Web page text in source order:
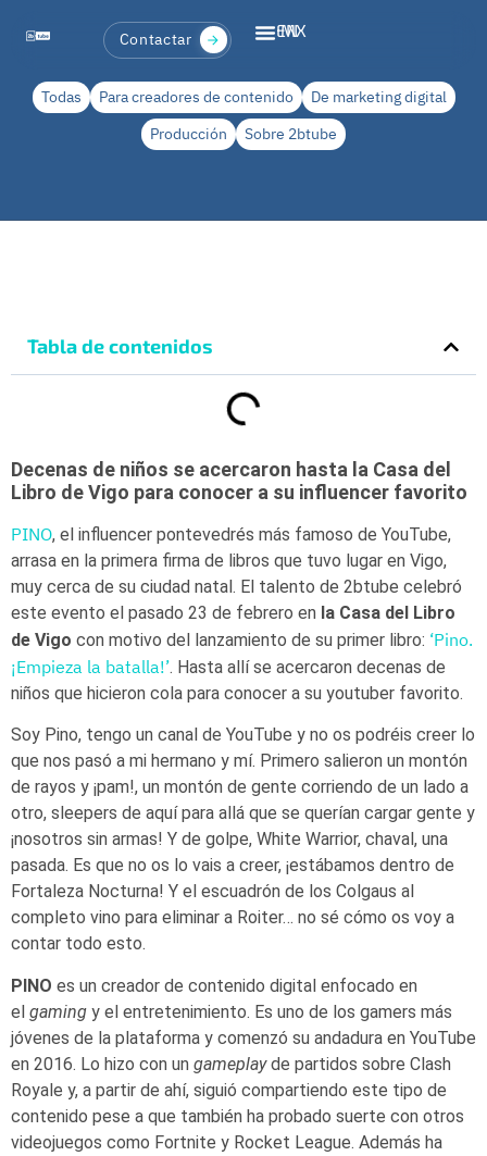
Contactar EN
MX
Todas Para creadores de contenido
De marketing digital
Producción
Sobre 2btube
Tabla de contenidos
Decenas de niños se acercaron hasta la Casa del
Libro de Vigo para conocer a su influencer favorito
PINO, el influencer pontevedrés más famoso de YouTube,
arrasa en la primera firma de libros que tuvo lugar en Vigo,
muy cerca de su ciudad natal. El talento de 2btube celebró
este evento el pasado 23 de febrero en la Casa del Libro
de Vigo con motivo del lanzamiento de su primer libro: ‘Pino.
¡Empieza la batalla!’. Hasta allí se acercaron decenas de
niños que hicieron cola para conocer a su youtuber favorito.
Soy Pino, tengo un canal de YouTube y no os podréis creer lo
que nos pasó a mi hermano y mí. Primero salieron un montón
de rayos y ¡pam!, un montón de gente corriendo de un lado a
otro, sleepers de aquí para allá que se querían cargar gente y
¡nosotros sin armas! Y de golpe, White Warrior, chaval, una
pasada. Es que no os lo vais a creer, ¡estábamos dentro de
Fortaleza Nocturna! Y el escuadrón de los Colgaus al
completo vino para eliminar a Roiter… no sé cómo os voy a
contar todo esto.
PINO es un creador de contenido digital enfocado en
el gaming y el entretenimiento. Es uno de los gamers más
jóvenes de la plataforma y comenzó su andadura en YouTube
en 2016. Lo hizo con un gameplayde partidos sobre Clash
Royale y, a partir de ahí, siguió compartiendo este tipo de
contenido pese a que también ha probado suerte con otros
videojuegos como Fortnite y Rocket League. Además ha